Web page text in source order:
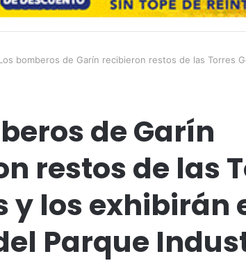
bomberos de Garín recibieron restos de las Torres
de Garín
restos de las
y los exhibirán
Parque